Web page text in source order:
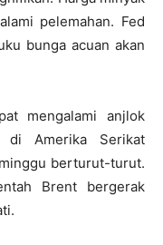
pelemahan. Fed
bunga acuan akan
mengalami anjlok
di Amerika Serikat
berturut-turut.
Brent bergerak